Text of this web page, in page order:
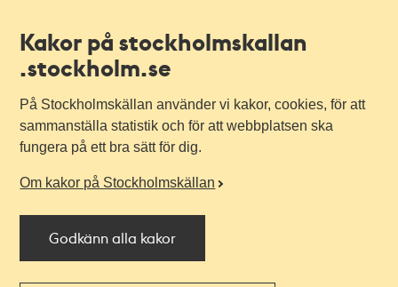
Kakor på stockholmskallan
.stockholm.se
På Stockholmskällan använder vi kakor, cookies, för att
sammanställa statistik och för att webbplatsen ska
fungera på ett bra sätt för dig.
Om kakor på Stockholmskällan
Godkänn alla kakor